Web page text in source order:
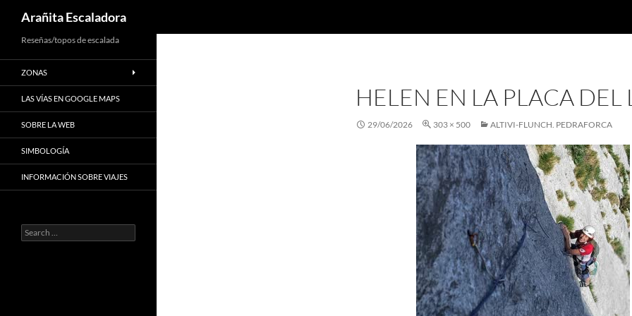
to
content
Arañita Escaladora
HELEN EN LA PLACA DEL
29/06/2026 303 × 500 ALTIVI-FLUNCH. PEDRAFORCA
Reseñas/topos de escalada
ZONAS
LAS VÍAS EN GOOGLE MAPS
SOBRE LA WEB
SIMBOLOGÍA
INFORMACIÓN SOBRE VIAJES
Search
for: